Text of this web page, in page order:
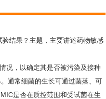
结果？主题，主要讲述药物敏感
况，以确定其是否被污染及接种
通常细菌的生长可通过菌落、可
是否在质控范围和受试菌在生